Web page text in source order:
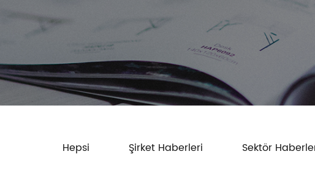
Hepsi Şirket Haberleri Sektör